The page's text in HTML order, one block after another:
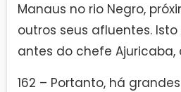
Manaus no rio Negro,
outros seus afluentes.
antes do chefe Ajuricaba,
162 – Portanto, há